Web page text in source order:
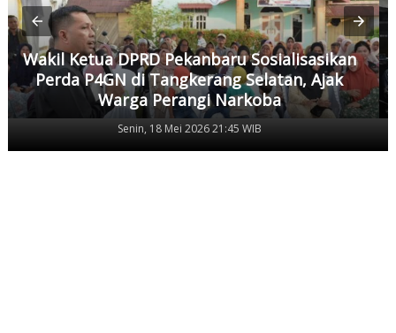
Wakil Ketua DPRD Pekanbaru Sosialisasikan
Perda P4GN di Tangkerang Selatan, Ajak
Warga Perangi Narkoba
Senin, 18 Mei 2026 21:45 WIB